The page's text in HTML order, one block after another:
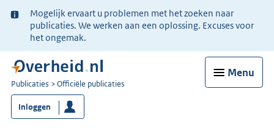
Ter
informatie:
Mogelijk ervaart u problemen met het zoeken naar
publicaties. We werken aan een oplossing. Excuses voor
het ongemak.
Menu
U
bent
nu
hier:
Publicaties Officiële publicaties
Inloggen